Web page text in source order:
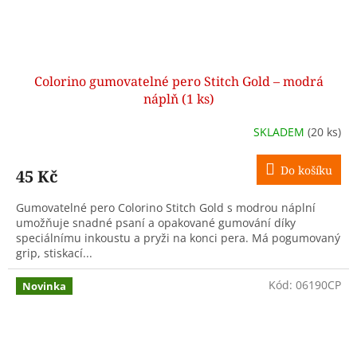
Colorino gumovatelné pero Stitch Gold – modrá
náplň (1 ks)
SKLADEM (20 ks)
45 Kč Do košíku
Gumovatelné pero Colorino Stitch Gold s modrou náplní
umožňuje snadné psaní a opakované gumování díky
speciálnímu inkoustu a pryži na konci pera. Má pogumovaný
grip, stiskací...
Novinka Kód: 06190CP